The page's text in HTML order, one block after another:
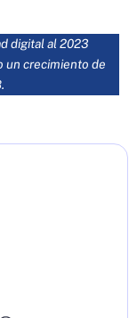
digital al 2023
un crecimiento de